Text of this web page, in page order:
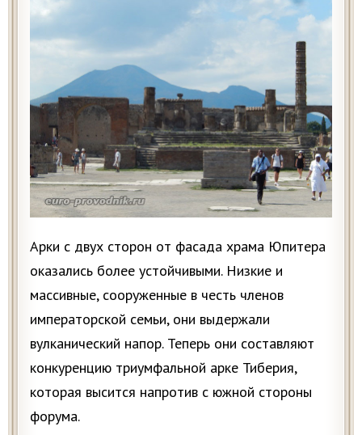
Арки с двух сторон от фасада храма Юпитера
оказались более устойчивыми. Низкие и
массивные, сооруженные в честь членов
императорской семьи, они выдержали
вулканический напор. Теперь они составляют
конкуренцию триумфальной арке Тиберия,
которая высится напротив с южной стороны
форума.